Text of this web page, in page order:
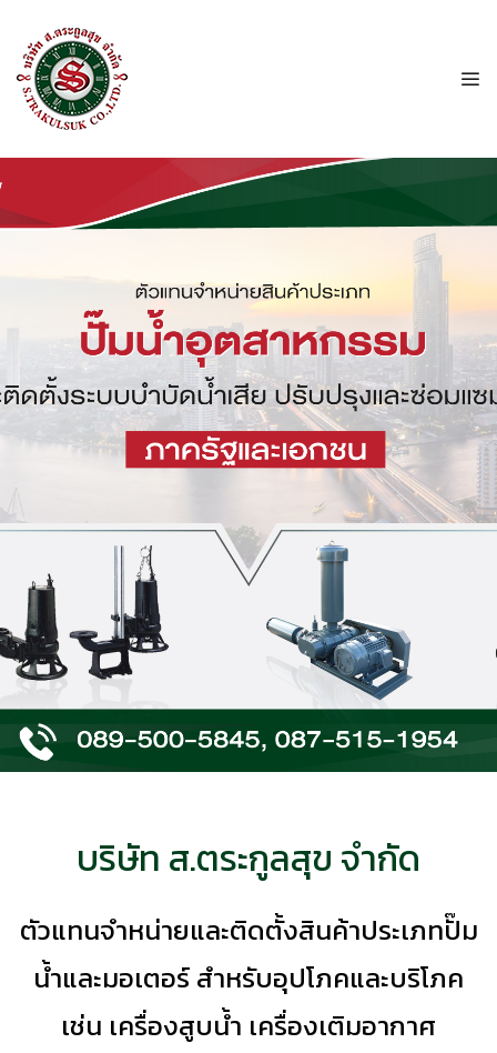
บริษัท ส.ตระกูลสุข จำกัด
ตัวแทนจำหน่ายและติดตั้งสินค้าประเภทปั๊ม
น้ำและมอเตอร์ สำหรับอุปโภคและบริโภค
เช่น เครื่องสูบน้ำ เครื่องเติมอากาศ